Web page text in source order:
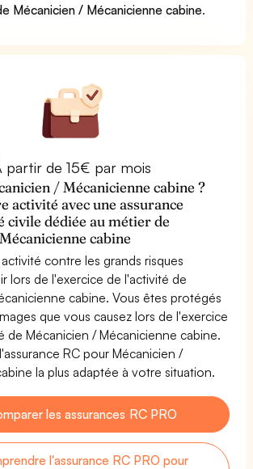
Mécanicien / Mécanicienne cabine.
partir de 15€ par mois
/ Mécanicienne cabine ?
activité avec une assurance
civile dédiée au métier de
cabine
contre les grands risques
lors de l'exercice de l'activité de
cabine. Vous êtes protégés
que vous causez lors de l'exercice
de Mécanicien / Mécanicienne cabine.
RC pour Mécanicien /
la plus adaptée à votre situation.
les assurances RC PRO
l'assurance RC PRO pour